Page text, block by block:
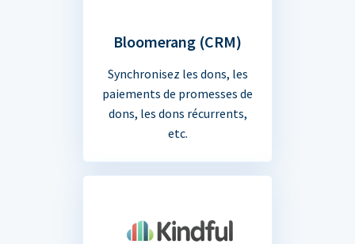
Bloomerang (CRM)
Synchronisez les dons, les
paiements de promesses de
dons, les dons récurrents,
etc.